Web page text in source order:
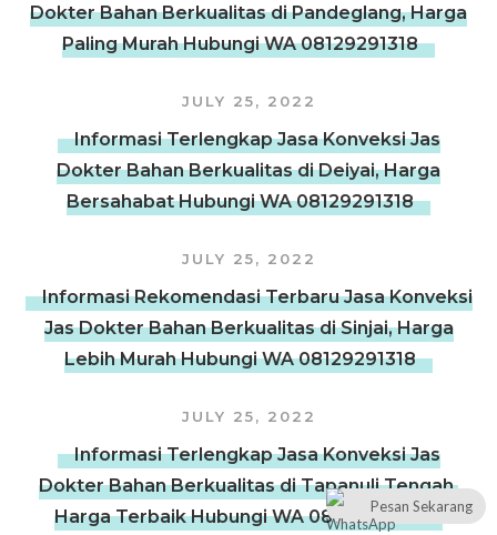
Dokter Bahan Berkualitas di Pandeglang, Harga
Paling Murah Hubungi WA 08129291318
JULY 25, 2022
Informasi Terlengkap Jasa Konveksi Jas
Dokter Bahan Berkualitas di Deiyai, Harga
Bersahabat Hubungi WA 08129291318
JULY 25, 2022
Informasi Rekomendasi Terbaru Jasa Konveksi
Jas Dokter Bahan Berkualitas di Sinjai, Harga
Lebih Murah Hubungi WA 08129291318
JULY 25, 2022
Informasi Terlengkap Jasa Konveksi Jas
Dokter Bahan Berkualitas di Tapanuli Tengah,
Harga Terbaik Hubungi WA 08129291318
Pesan Sekarang